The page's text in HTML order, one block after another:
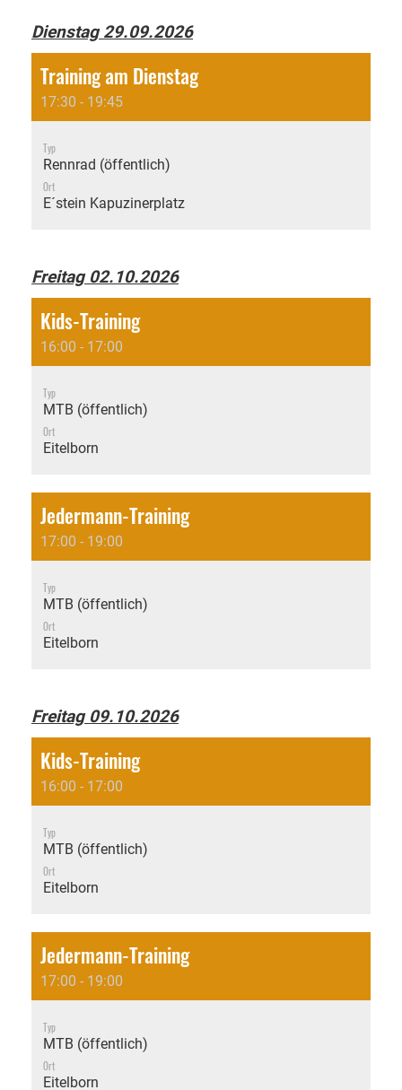
Dienstag 29.09.2026
Training am Dienstag
17:30 - 19:45
Typ
Rennrad (öffentlich)
Ort
E´stein Kapuzinerplatz
Freitag 02.10.2026
Kids-Training
16:00 - 17:00
Typ
MTB (öffentlich)
Ort
Eitelborn
Jedermann-Training
17:00 - 19:00
Typ
MTB (öffentlich)
Ort
Eitelborn
Freitag 09.10.2026
Kids-Training
16:00 - 17:00
Typ
MTB (öffentlich)
Ort
Eitelborn
Jedermann-Training
17:00 - 19:00
Typ
MTB (öffentlich)
Ort
Eitelborn